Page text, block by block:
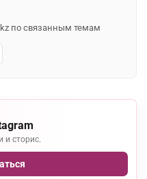
по связанным темам
и сторис.